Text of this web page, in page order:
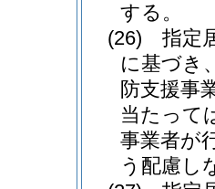
する。
(26)
指定
に基づき
防支援事
当たって
事業者が
う配慮し